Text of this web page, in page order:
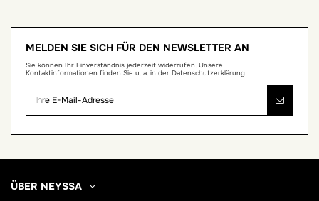
MELDEN SIE SICH FÜR DEN NEWSLETTER AN
Sie können Ihr Einverständnis jederzeit widerrufen. Unsere
Kontaktinformationen finden Sie u. a. in der Datenschutzerklärung.
ÜBER NEYSSA